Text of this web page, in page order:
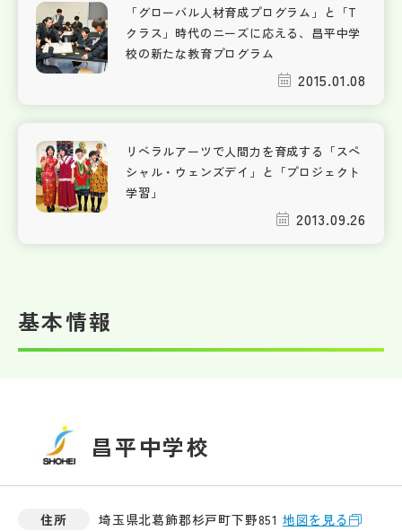
「グローバル人材育成プログラム」と「T
クラス」時代のニーズに応える、昌平中学
校の新たな教育プログラム
2015.01.08
リベラルアーツで人間力を育成する「スペ
シャル・ウェンズデイ」と「プロジェクト
学習」
2013.09.26
基本情報
昌平中学校
住所 埼玉県北葛飾郡杉戸町下野851 地図を見る